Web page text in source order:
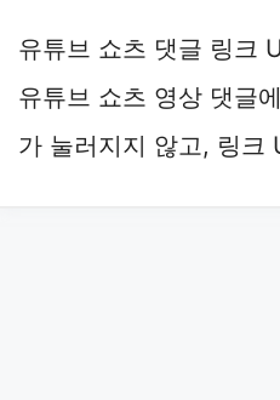
유튜브 쇼츠 댓글 링크
유튜브 쇼츠 영상 댓글
가 눌러지지 않고, 링크